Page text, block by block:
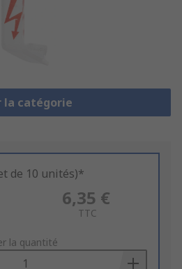
la catégorie
de 10 unités)*
6,35 €
TTC
la quantité